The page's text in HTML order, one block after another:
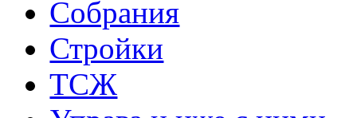
Собрания
Стройки
ТСЖ